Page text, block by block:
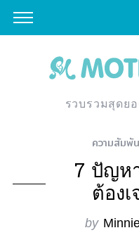
รวบรวมสุดย
ความสัมพั
7 ปัญห
ต้อง
by